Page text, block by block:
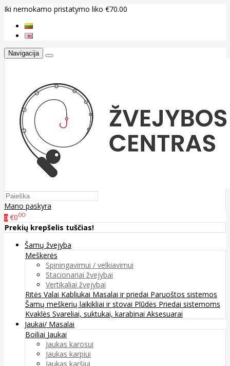
Iki nemokamo pristatymo liko €70.00
Navigacija
Mano paskyra
0 €000
Prekių krepšelis tuščias!
Šamų žvejyba
Meškerės
Spiningavimui / velkiavimui
Stacionariai žvejybai
Vertikaliai žvejybai
Ritės Valai Kabliukai Masalai ir priedai Paruoštos sistemos
Šamų meškerių laikikliai ir stovai Plūdės Priedai sistemoms
Kvaklės Svareliai, suktukai, karabinai Aksesuarai
Jaukai/ Masalai
Boiliai Jaukai
Jaukas karosui
Jaukas karpiui
Jaukas karšiui